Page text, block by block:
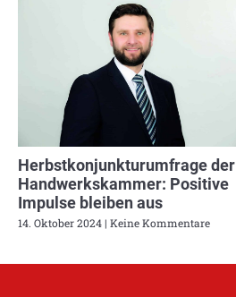
Herbstkonjunkturumfrage der
Handwerkskammer: Positive
Impulse bleiben aus
14. Oktober 2024 Keine Kommentare